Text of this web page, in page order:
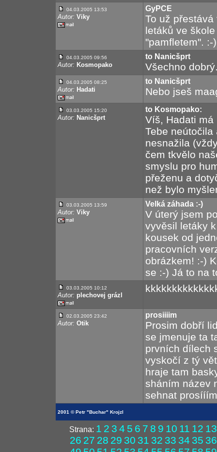
04.03.2005 13:53
Autor: Viky
GyPCE
To už
letáků ve
"pamfletem". :-)
04.03.2005 09:56
Autor: Kosmopako
to Nanicšprt
Všechno
04.03.2005 08:25
Autor: Hadati
to Nanicšprt
Nebo jseš
03.03.2005 15:20
Autor: Nanicšprt
to Kosmopako:
Víš, Hadati má
Tebe
nesnažila
čem tkvělo
smyslu pro
přeženu a
než bylo
03.03.2005 13:59
Autor: Viky
Velká záhada :-)
V úterý jsem
vyvěsil letáky
kousek od
pracovních
obrázkem! :-)
se :-) Já to na
03.03.2005 10:12
Autor: plechovej grázl
02.03.2005 23:42
Autor: Otik
prosiiiim
Prosim dobří
se jmenuje ta
prvních dílech
vyskočí z tý
hraje tam
sháním název
sehnat
2001 © Petr "Buchar" Krojzl
Strana: 1 2 3 4 5 6 7 8 9 10 11 12 13
26 27 28 29 30 31 32 33 34 35 36